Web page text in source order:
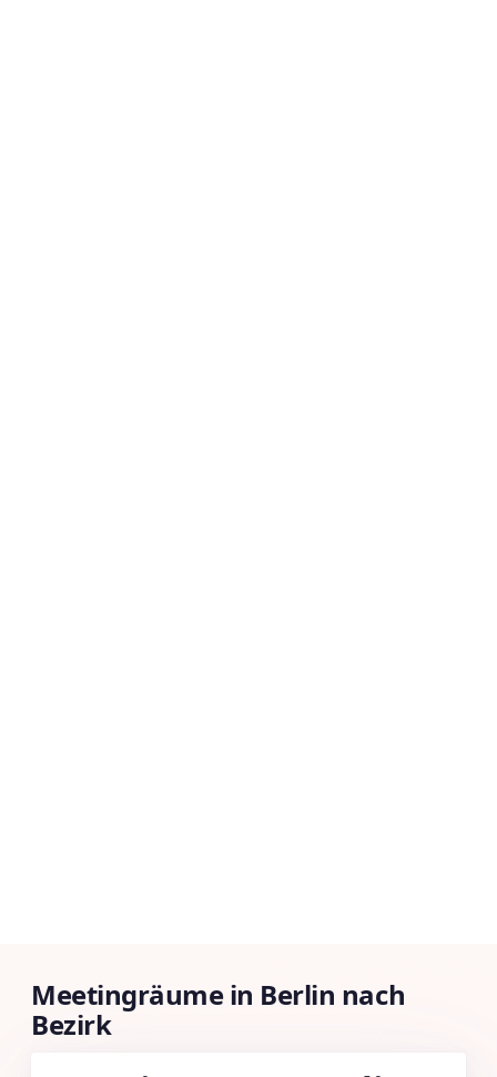
Meetingräume in Berlin nach
Bezirk